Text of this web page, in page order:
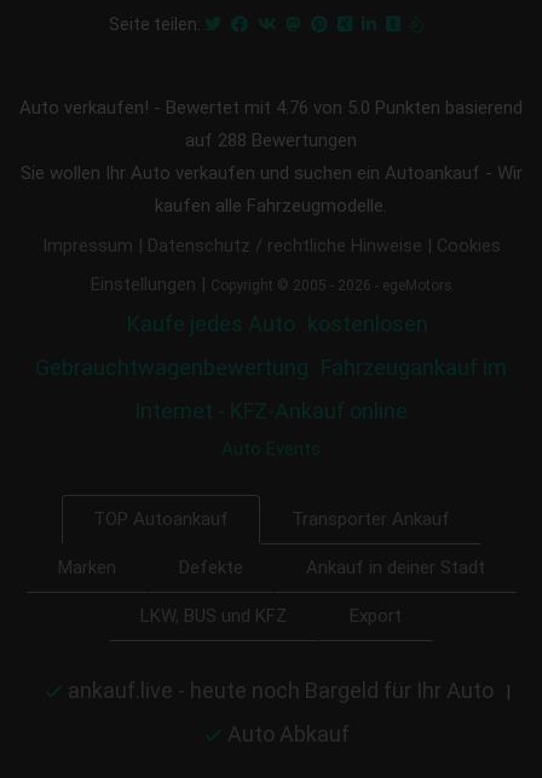
Seite teilen:
Auto verkaufen! - Bewertet mit 4.76 von 5.0 Punkten basierend
auf 288 Bewertungen
Sie wollen Ihr Auto verkaufen und suchen ein Autoankauf - Wir
kaufen alle Fahrzeugmodelle.
Impressum | Datenschutz / rechtliche Hinweise | Cookies
Einstellungen | Copyright © 2005 - 2026 - egeMotors
Kaufe jedes Auto kostenlosen
Gebrauchtwagenbewertung Fahrzeugankauf im
Internet - KFZ-Ankauf online
Auto Events
TOP Autoankauf Transporter Ankauf
Marken Defekte Ankauf in deiner Stadt
LKW, BUS und KFZ Export
ankauf.live - heute noch Bargeld für Ihr Auto |
Auto Abkauf